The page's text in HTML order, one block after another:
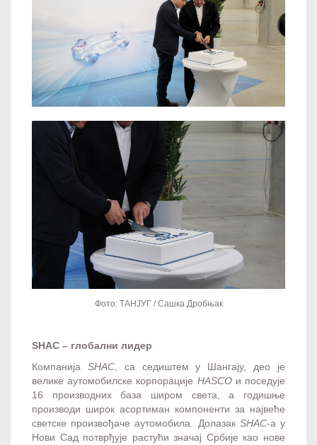
Фото: ТАНЈУГ / Сашка Дробњак
SHAC – глобални лидер
Компанија SHAC, са седиштем у Шангају, део је
велике аутомобилске корпорације HASCOи поседује
16 производних база широм света, а годишње
производи широк асортиман компоненти за највеће
светске произвођаче аутомобила. Долазак SHAC-а у
Нови Сад потврђује растући значај Србије као нове